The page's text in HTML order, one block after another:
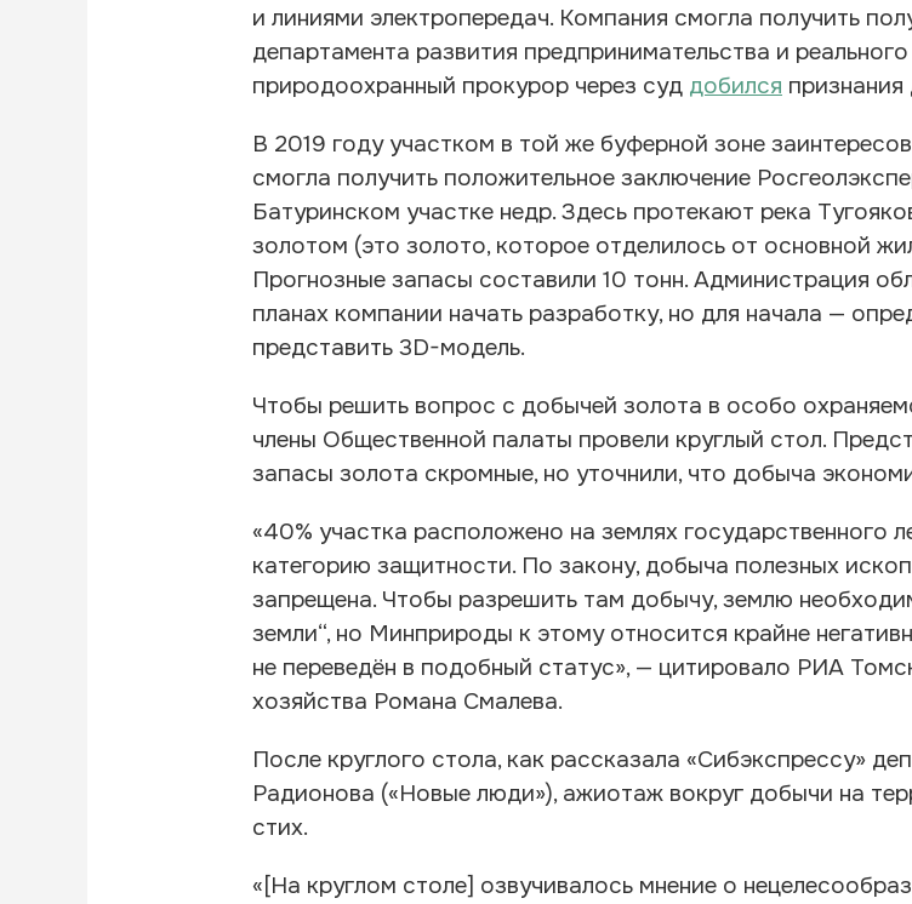
и линиями электропередач. Компания смогла получить
департамента развития предпринимательства и
природоохранный прокурор через суд добился
В 2019 году участком в той же буферной зоне
смогла получить положительное заключение
Батуринском участке недр. Здесь протекают река
золотом (это золото, которое отделилось от основной
Прогнозные запасы составили 10 тонн. Администрация
планах компании начать разработку, но для начала —
представить 3D-модель.
Чтобы решить вопрос с добычей золота в особо
члены Общественной палаты провели круглый стол.
запасы золота скромные, но уточнили, что добыча
«40% участка расположено на землях государственного
категорию защитности. По закону, добыча полезных
запрещена. Чтобы разрешить там добычу, землю
земли“, но Минприроды к этому относится крайне
не переведён в подобный статус», — цитировало РИА
хозяйства Романа Смалева.
После круглого стола, как рассказала «Сибэкспрессу»
Радионова («Новые люди»), ажиотаж вокруг добычи на
стих.
«[На круглом столе] озвучивалось мнение о